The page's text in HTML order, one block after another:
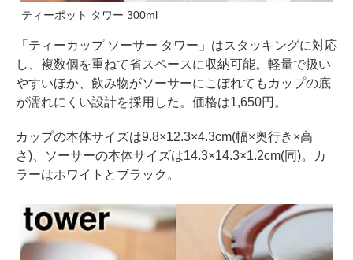
ティーポット タワー 300ml
「ティーカップ ソーサー タワー」はスタッキングに対応
し、複数個を重ねて省スペースに収納可能。軽量で扱い
やすいほか、飲み物がソーサーにこぼれてもカップの底
が濡れにくい設計を採用した。価格は1,650円。
カップの本体サイズは9.8×12.3×4.3cm(幅×奥行き×高
さ)、ソーサーの本体サイズは14.3×14.3×1.2cm(同)。カ
ラーはホワイトとブラック。